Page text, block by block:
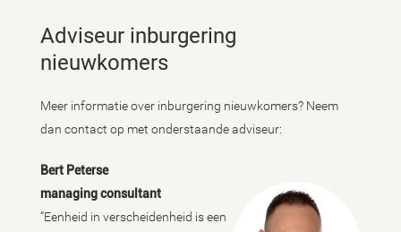
Adviseur inburgering
nieuwkomers
Meer informatie over inburgering nieuwkomers? Neem
dan contact op met onderstaande adviseur:
Bert Peterse
managing consultant
“Eenheid in verscheidenheid is een